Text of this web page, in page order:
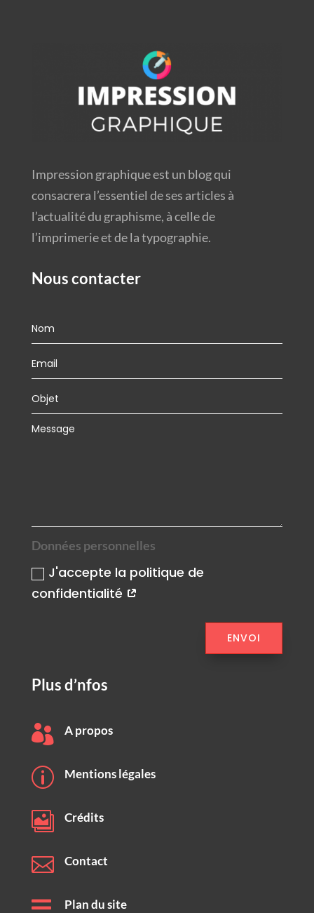
Impression graphique est un blog qui
consacrera l’essentiel de ses articles à
l’actualité du graphisme, à celle de
l’imprimerie et de la typographie.
Nous contacter
Données personnelles
J'accepte la politique de
confidentialité
ENVOI
Plus d’nfos
 A propos
p Mentions légales
 Crédits
 Contact
 Plan du site